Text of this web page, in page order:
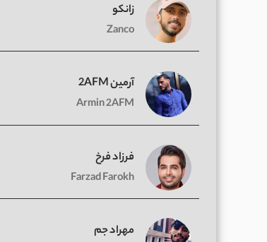
زانکو
Zanco
آرمین 2AFM
Armin 2AFM
فرزاد فرخ
Farzad Farokh
مهراد جم